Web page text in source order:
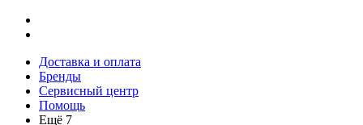
Доставка и оплата
Бренды
Сервисный центр
Помощь
Ещё 7